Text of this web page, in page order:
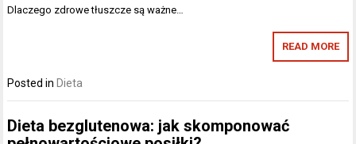
Dlaczego zdrowe tłuszcze są ważne…
READ MORE
Posted in Dieta
Dieta bezglutenowa: jak skomponować